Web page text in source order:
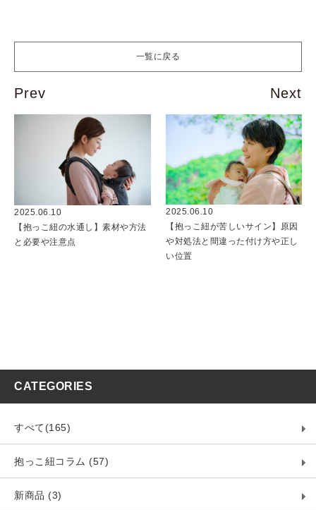
一覧に戻る
2025.06.10
【抱っこ紐の水通し】素材や方法
と必要や注意点
2025.06.10
【抱っこ紐が苦しいサイン】原因
や対処法と間違った付け方や正し
い位置
CATEGORIES
すべて(165)
抱っこ紐コラム (57)
新商品 (3)